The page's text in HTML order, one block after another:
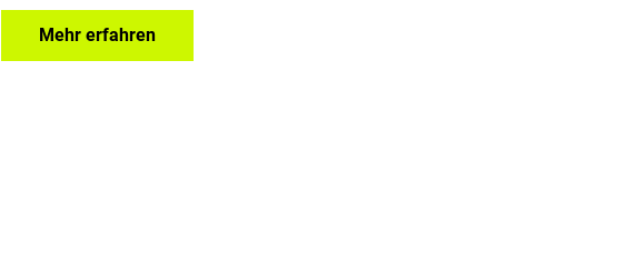
Mehr erfahren